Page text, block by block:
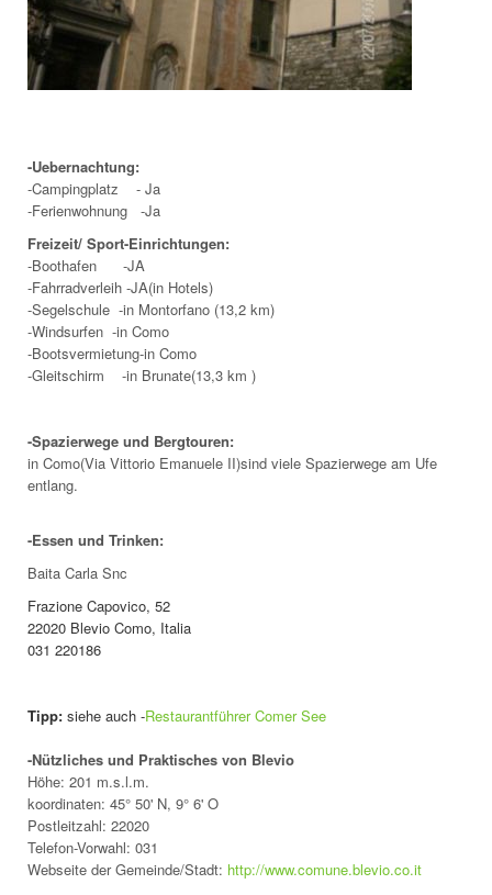
-Uebernachtung:
-Campingplatz - Ja
-Ferienwohnung -Ja
Freizeit/ Sport-Einrichtungen:
-Boothafen -JA
-Fahrradverleih -JA(in Hotels)
-Segelschule -in Montorfano (13,2 km)
-Windsurfen -in Como
-Bootsvermietung-in Como
-Gleitschirm -in Brunate(13,3 km )
-Spazierwege und Bergtouren:
in Como(Via Vittorio Emanuele II)sind viele Spazierwege am Ufe
entlang.
-Essen und Trinken:
Baita Carla Snc
Frazione Capovico, 52
22020 Blevio Como, Italia
031 220186
Tipp: siehe auch -Restaurantführer Comer See
-Nützliches und Praktisches von Blevio
Höhe: 201 m.s.l.m.
koordinaten: 45° 50' N, 9° 6' O
Postleitzahl: 22020
Telefon-Vorwahl: 031
Webseite der Gemeinde/Stadt: http://www.comune.blevio.co.it